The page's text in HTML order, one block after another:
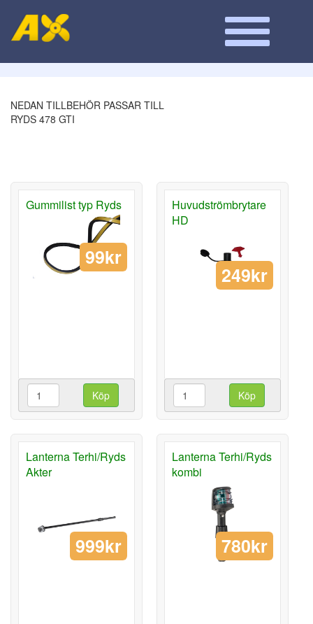
NEDAN TILLBEHÖR PASSAR TILL
RYDS 478 GTI
Gummilist typ Ryds
99kr
Köp
Huvudströmbrytare
HD
249kr
Köp
Lanterna Terhi/Ryds
Akter
999kr
Lanterna Terhi/Ryds
kombi
780kr